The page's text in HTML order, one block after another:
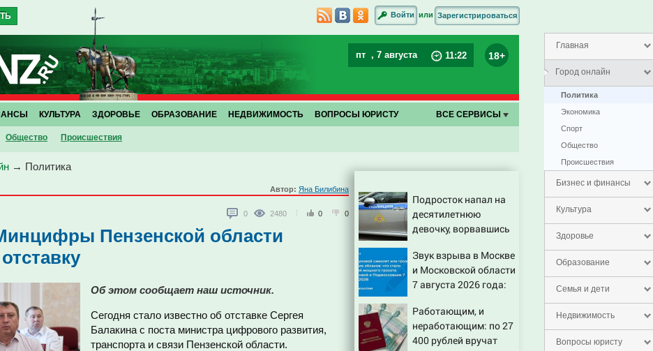
Главная
Город онлайн
Политика
Экономика
Спорт
Общество
Проиcшествия
Бизнес и финансы
Культура
Здоровье
Образование
Семья и дети
Недвижимость
Вопросы юристу
Войти или Зарегистрироваться
пт , 7 августа 11:22 18+
Общество Проиcшествия
КУЛЬТУРА ЗДОРОВЬЕ ОБРАЗОВАНИЕ НЕДВИЖИМОСТЬ ВОПРОСЫ ЮРИСТУ ВСЕ СЕРВИСЫ
→ Политика
Автор: Яна Билибина
0 2480 0 0
Пензенской области
Об этом сообщает наш источник.
Сегодня стало известно об отставке Сергея
Балакина с поста министра цифрового развития,
транспорта и связи Пензенской области.
Подросток напал на
десятилетнюю
девочку, ворвавшись
Звук взрыва в Москве
и Московской области
7 августа 2026 года:
откуда был громкий
хлопок
Работающим, и
неработающим: по 27
400 рублей вручат